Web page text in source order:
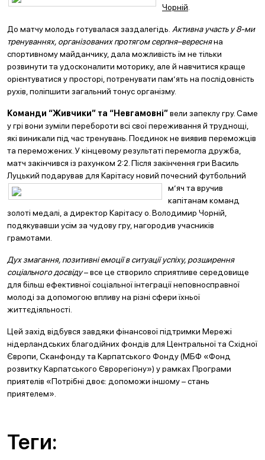
Чорній
До матчу молодь готувалася заздалегідь. Активна участь у 8-ми
тренуваннях, організованих протягом серпня–вересняна
спортивному майданчику, дала можливість їм не тільки
розвинути та удосконалити моторику, але й навчитися краще
орієнтуватися у просторі, потренувати пам’ять на послідовність
рухів, поліпшити загальний тонус організму.
Команди “Живчики” та “Невгамовні”вели запеклу гру. Саме
у грі вони зуміли перебороти всі свої переживання й труднощі,
які виникали під час тренувань. Поєдинок не виявив переможців
та переможених. У кінцевому результаті перемогла дружба,
матч закінчився із рахунком 2:2. Після закінчення гри Василь
Луцький подарував для Карітасу новий почесний футбольний
м’яч та вручив
капітанам команд
золоті медалі, а директор Карітасу о. Володимир Чорній,
подякувавши усім за чудову гру, нагородив учасників
грамотами.
Дух змагання, позитивні емоції в ситуації успіху, розширення
соціального досвіду– все це створило сприятливе середовище
для більш ефективної соціальної інтеграції неповносправної
молоді за допомогою впливу на різні сфери їхньої
життєдіяльності.
Цей захід відбувся завдяки фінансової підтримки Мережі
нідерландських благодійних фондів для Центральної та Східної
Європи, Сканфонду та Карпатського Фонду (МБФ «Фонд
розвитку Карпатського Єврорегіону») у рамках Програми
приятелів «Потрібні двоє: допоможи іншому – стань
приятелем».
Теги: